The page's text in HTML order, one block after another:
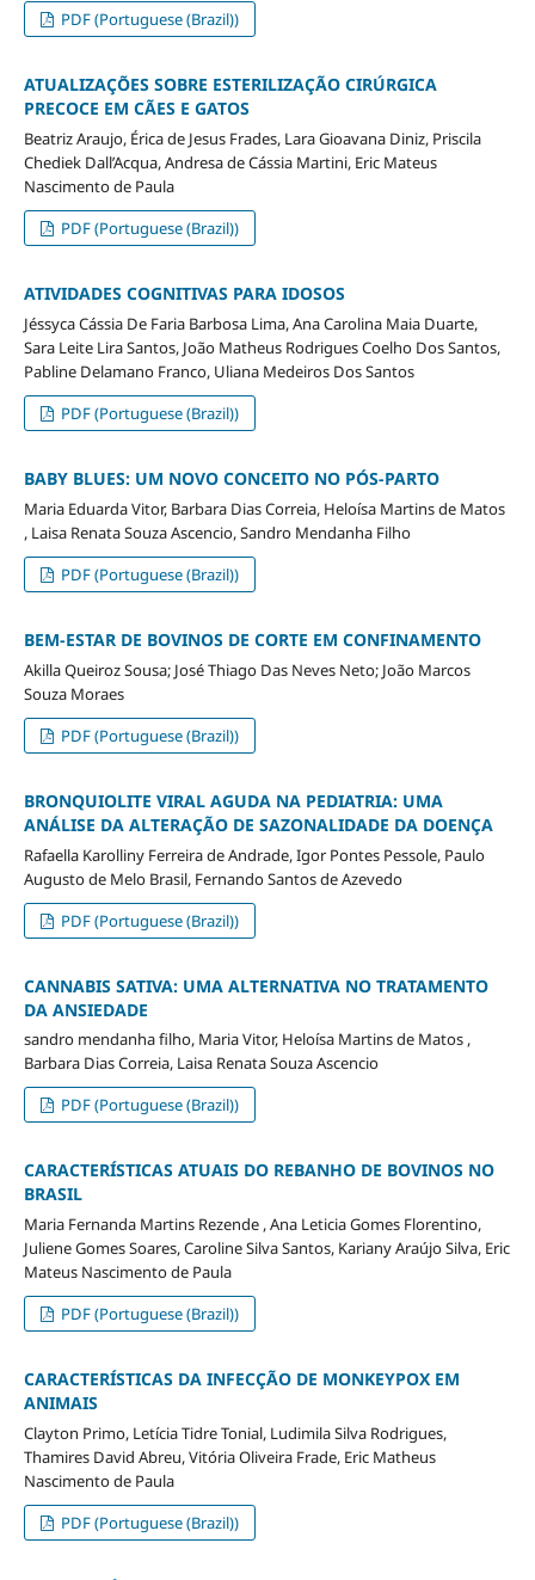
PDF (Portuguese (Brazil))
ATUALIZAÇÕES SOBRE ESTERILIZAÇÃO CIRÚRGICA
PRECOCE EM CÃES E GATOS
Beatriz Araujo, Érica de Jesus Frades, Lara Gioavana Diniz, Priscila
Chediek Dall’Acqua, Andresa de Cássia Martini, Eric Mateus
Nascimento de Paula
PDF (Portuguese (Brazil))
ATIVIDADES COGNITIVAS PARA IDOSOS
Jéssyca Cássia De Faria Barbosa Lima, Ana Carolina Maia Duarte,
Sara Leite Lira Santos, João Matheus Rodrigues Coelho Dos Santos,
Pabline Delamano Franco, Uliana Medeiros Dos Santos
PDF (Portuguese (Brazil))
BABY BLUES: UM NOVO CONCEITO NO PÓS-PARTO
Maria Eduarda Vitor, Barbara Dias Correia, Heloísa Martins de Matos
, Laisa Renata Souza Ascencio, Sandro Mendanha Filho
PDF (Portuguese (Brazil))
BEM-ESTAR DE BOVINOS DE CORTE EM CONFINAMENTO
Akilla Queiroz Sousa; José Thiago Das Neves Neto; João Marcos
Souza Moraes
PDF (Portuguese (Brazil))
BRONQUIOLITE VIRAL AGUDA NA PEDIATRIA: UMA
ANÁLISE DA ALTERAÇÃO DE SAZONALIDADE DA DOENÇA
Rafaella Karolliny Ferreira de Andrade, Igor Pontes Pessole, Paulo
Augusto de Melo Brasil, Fernando Santos de Azevedo
PDF (Portuguese (Brazil))
CANNABIS SATIVA: UMA ALTERNATIVA NO TRATAMENTO
DA ANSIEDADE
sandro mendanha filho, Maria Vitor, Heloísa Martins de Matos ,
Barbara Dias Correia, Laisa Renata Souza Ascencio
PDF (Portuguese (Brazil))
CARACTERÍSTICAS ATUAIS DO REBANHO DE BOVINOS NO
BRASIL
Maria Fernanda Martins Rezende , Ana Leticia Gomes Florentino,
Juliene Gomes Soares, Caroline Silva Santos, Kariany Araújo Silva, Eric
Mateus Nascimento de Paula
PDF (Portuguese (Brazil))
CARACTERÍSTICAS DA INFECÇÃO DE MONKEYPOX EM
ANIMAIS
Clayton Primo, Letícia Tidre Tonial, Ludimila Silva Rodrigues,
Thamires David Abreu, Vitória Oliveira Frade, Eric Matheus
Nascimento de Paula
PDF (Portuguese (Brazil))